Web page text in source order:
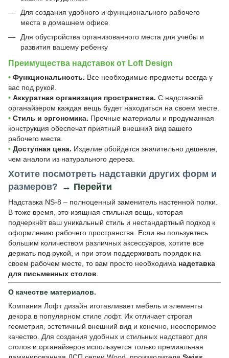
Для создания удобного и функционального рабочего
места в домашнем офисе
Для обустройства организованного места для учебы и
развития вашему ребенку
Преимущества надставок от Loft Design
• Функциональность. Все необходимые предметы всегда у
вас под рукой.
• Аккуратная организация пространства. С надставкой
органайзером каждая вещь будет находиться на своем месте.
• Стиль и эргономика. Прочные материалы и продуманная
конструкция обеспечат приятный внешний вид вашего
рабочего места.
• Доступная цена. Изделие обойдется значительно дешевле,
чем аналоги из натурального дерева.
Хотите посмотреть надставки других форм и
размеров? → Перейти
Надставка NS-8 – полноценный заменитель настенной полки.
В тоже время, это изящная стильная вещь, которая
подчеркнёт ваш уникальный стиль и нестандартный подход к
оформлению рабочего пространства. Если вы пользуетесь
большим количеством различных аксессуаров, хотите все
держать под рукой, и при этом поддерживать порядок на
своем рабочем месте, то вам просто необходима надставка
для письменных столов
О качестве материалов.
Компания Лофт дизайн иготавливает мебель и элементы
декора в популярном стиле лофт. Их отличает строгая
геометрия, эстетичный внешний вид и конечно, неоспоримое
качество. Для создания удобных и стильных надставот для
столов и органайзеров используется только премиальная